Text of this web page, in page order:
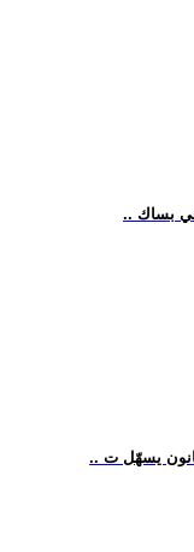
بساك
يسهّل ت